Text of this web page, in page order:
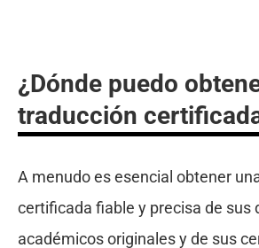
¿Dónde puedo
traducción
A menudo es esencial obtener
certificada fiable y precisa de sus
académicos originales y de sus